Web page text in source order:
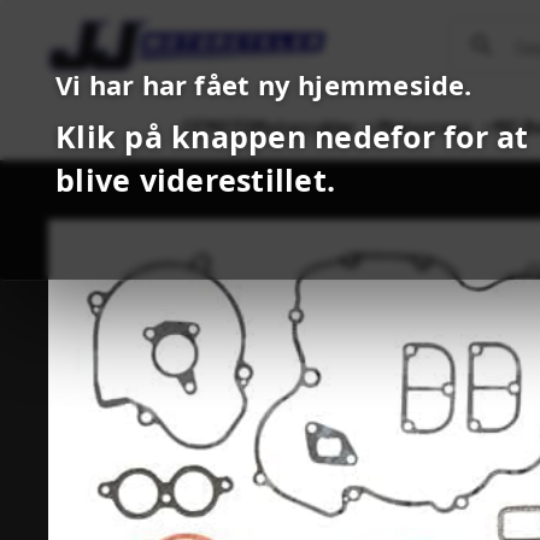
Vi har har fået ny hjemmeside.
Klik på knappen nedefor for at
blive viderestillet.
CFMOTOMotorcykler Motocross MC